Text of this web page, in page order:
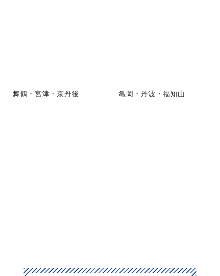
舞鶴・宮津・京丹後 亀岡・丹波・福知山